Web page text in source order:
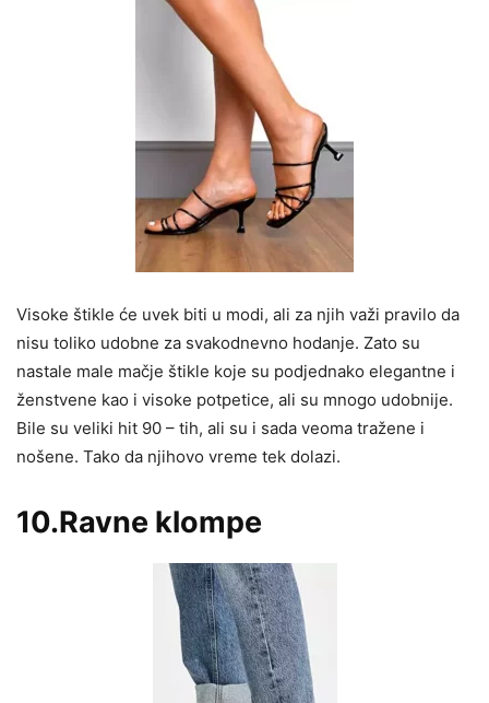
Visoke štikle će uvek biti u modi, ali za njih važi pravilo da
nisu toliko udobne za svakodnevno hodanje. Zato su
nastale male mačje štikle koje su podjednako elegantne i
ženstvene kao i visoke potpetice, ali su mnogo udobnije.
Bile su veliki hit 90 – tih, ali su i sada veoma tražene i
nošene. Tako da njihovo vreme tek dolazi.
10.Ravne klompe